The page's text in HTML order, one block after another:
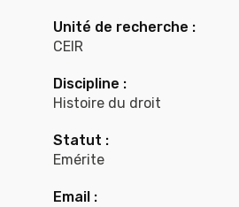
Unité de recherche :
CEIR
Discipline :
Histoire du droit
Statut :
Emérite
Email :